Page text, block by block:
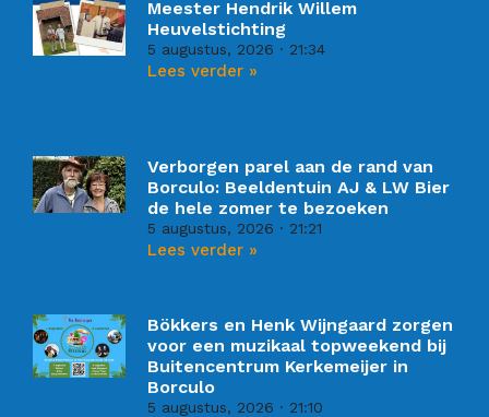
Meester Hendrik Willem
Heuvelstichting
5 augustus, 2026 21:34
Lees verder »
Verborgen parel aan de rand van
Borculo: Beeldentuin AJ & LW Bier
de hele zomer te bezoeken
5 augustus, 2026 21:21
Lees verder »
Bökkers en Henk Wijngaard zorgen
voor een muzikaal topweekend bij
Buitencentrum Kerkemeijer in
Borculo
5 augustus, 2026 21:10